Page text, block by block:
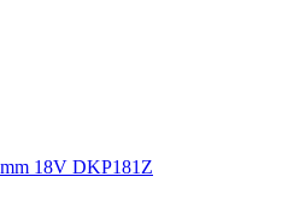
18V DKP181Z